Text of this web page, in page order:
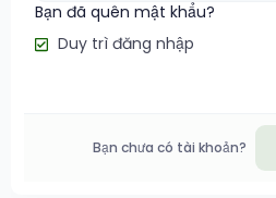
Bạn đã quên mật khẩu?
Duy trì đăng nhập
Bạn chưa có tài khoản?